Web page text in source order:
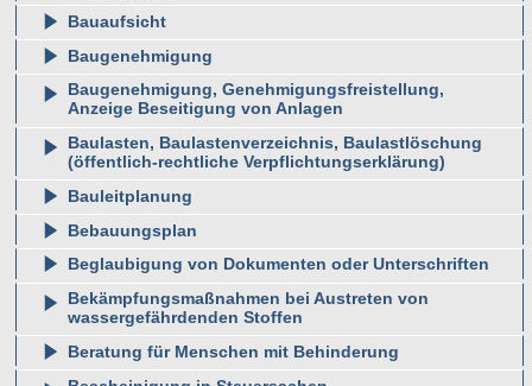
Bauaufsicht
Baugenehmigung
Baugenehmigung, Genehmigungsfreistellung,
Anzeige Beseitigung von Anlagen
Baulasten, Baulastenverzeichnis, Baulastlöschung
(öffentlich-rechtliche Verpflichtungserklärung)
Bauleitplanung
Bebauungsplan
Beglaubigung von Dokumenten oder Unterschriften
Bekämpfungsmaßnahmen bei Austreten von
wassergefährdenden Stoffen
Beratung für Menschen mit Behinderung